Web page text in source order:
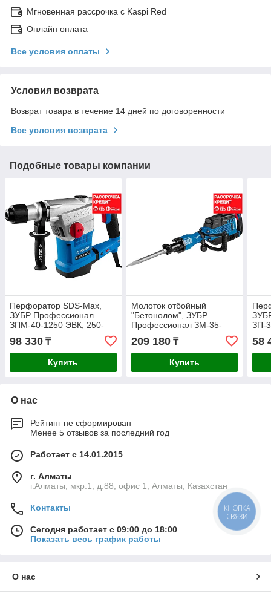
Мгновенная рассрочка с Kaspi Red
Онлайн оплата
Все условия оплаты
Условия возврата
Возврат товара в течение 14 дней по договоренности
Все условия возврата
Подобные товары компании
Перфоратор SDS-Max,
ЗУБР Профессионал
ЗПМ-40-1250 ЭВК, 250-
450 об/мин, 1400-2800 уд/
мин, 10 Дж, 7 кг, 1250 Вт,
98 330 ₸
Купить
Молоток отбойный
"Бетонолом", ЗУБР
Профессионал ЗМ-35-
1600 ВК, HEX30, 35 Дж, 15
кг, 1300 уд/мин, 1600 Вт,
АВТ,
209 180₸
Купить
ЗП-
58
О нас
Рейтинг не сформирован
Менее 5 отзывов за последний год
Работает с 14.01.2015
г. Алматы
г.Алматы, мкр.1, д.88, офис 1, Алматы, Казахстан
Контакты
Сегодня работает с 09:00 до 18:00
Показать весь график работы
О нас
КНОПКА
СВЯЗИ